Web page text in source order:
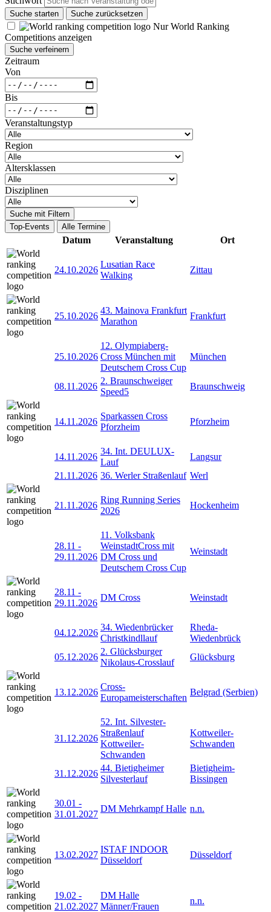
Suche starten Suche zurücksetzen
Nur World Ranking
Competitions anzeigen
Suche verfeinern
Zeitraum
Von
Bis
Veranstaltungstyp
Region
Altersklassen
Disziplinen
Suche mit Filtern
Top-Events
Alle Termine
Datum Veranstaltung Ort
24.10.2026
Lusatian Race
Walking
Zittau
25.10.2026
43. Mainova Frankfurt
Marathon
Frankfurt
25.10.2026
12. Olympiaberg-
Cross München mit
Deutschem Cross Cup
München
08.11.2026
2. Braunschweiger
Speed5
Braunschweig
14.11.2026
Sparkassen Cross
Pforzheim
Pforzheim
14.11.2026
34. Int. DEULUX-
Lauf
Langsur
21.11.2026 36. Werler Straßenlauf Werl
21.11.2026
Ring Running Series
2026
Hockenheim
28.11 -
29.11.2026
11. Volksbank
WeinstadtCross mit
DM Cross und
Deutschem Cross Cup
Weinstadt
28.11 -
29.11.2026
DM Cross Weinstadt
04.12.2026
34. Wiedenbrücker
Christkindllauf
Rheda-
Wiedenbrück
05.12.2026
2. Glücksburger
Nikolaus-Crosslauf
Glücksburg
13.12.2026
Cross-
Europameisterschaften
Belgrad (Serbien)
31.12.2026
52. Int. Silvester-
Straßenlauf
Kottweiler-
Schwanden
Kottweiler-
Schwanden
31.12.2026
44. Bietigheimer
Silvesterlauf
Bietigheim-
Bissingen
30.01 -
31.01.2027
DM Mehrkampf Halle n.n.
13.02.2027
ISTAF INDOOR
Düsseldorf
Düsseldorf
19.02 -
21.02.2027
DM Halle
Männer/Frauen
n.n.